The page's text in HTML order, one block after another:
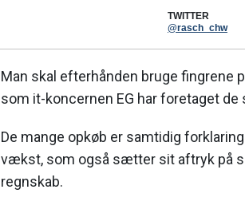
TWITTER
@rasch_chw
Man skal efterhånden bruge fingrene
som it-koncernen EG har foretaget
De mange opkøb er samtidig
vækst, som også sætter sit aftryk på
regnskab.